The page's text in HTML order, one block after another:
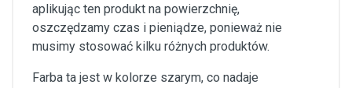
aplikując ten produkt na powierzchnię,
oszczędzamy czas i pieniądze, ponieważ nie
musimy stosować kilku różnych produktów.
Farba ta jest w kolorze szarym, co nadaje